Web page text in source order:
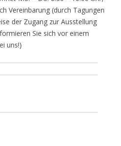
Vereinbarung (durch Tagungen
der Zugang zur Ausstellung
Sie sich vor einem
uns!)